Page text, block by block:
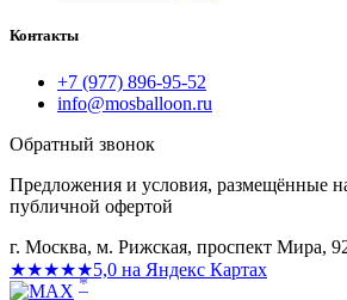
Контакты
+7 (977) 896-95-52
info@mosballoon.ru
Обратный звонок
Предложения и условия, размещённые
публичной офертой
г. Москва, м. Рижская, проспект Мира,
★★★★★5,0 на Яндекс Картах
*